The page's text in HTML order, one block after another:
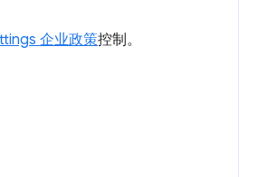
企业政策控制。